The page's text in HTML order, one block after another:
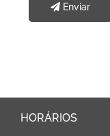
Enviar
HORÁRIOS